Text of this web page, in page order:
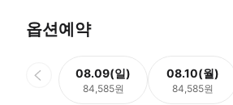
옵션예약
08.09(일)
84,585원
08.10(월)
84,585원